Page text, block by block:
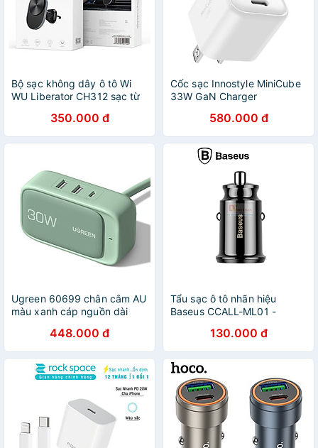
Bộ sạc không dây ô tô Wi
WU Liberator CH312 sạc từ
hàng chính hãng
350.000 đ
Cốc sạc Innostyle MiniCube
33W GaN Charger
580.000 đ
Ugreen 60699 chân cắm AU
màu xanh cáp nguồn dài
động hỗ trợ PD CD280 hàng
chính hãng
448.000 đ
Tẩu sạc ô tô nhãn hiệu
Baseus CCALL-ML01 -
130.000 đ